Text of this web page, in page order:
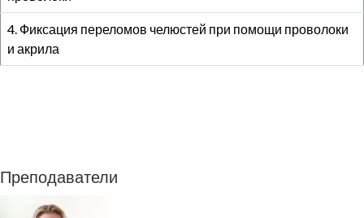
4. Фиксация переломов челюстей при помощи проволоки
и акрила
Преподаватели